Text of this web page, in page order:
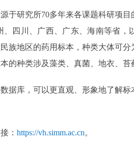
于研究所70多年来各课题科研项
四川、广西、广东、海南等省，
族地区的药用标本，种类大体可
的种类涉及藻类、真菌、地衣、苔
据库，可以更直观、形象地了解
： https://vh.simm.ac.cn。